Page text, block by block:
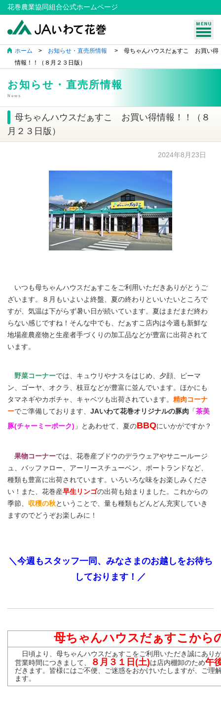
花巻農業協同組合公式ホームページ
ホーム > お知らせ・直売所情報
> 母ちゃんハウスだぁすこ お買い得
情報！！（８月２３日版）
お知らせ・直売所情報
News
母ちゃんハウスだぁすこ お買い得情報！！（８
月２３日版）
2024年8月23日
いつも母ちゃんハウスだぁすこをご利用いただきありがとうご
ざいます。８月もいよいよ終盤、夏の終わりといいたいところで
すが、気温は下がらず暑い日が続いています。夏はまだまだ終わ
らない感じですね！そんな中でも、だぁすこ店内は今週も新鮮な
地場産農産物と生産者手づくりの加工品などが豊富に出荷されて
います。
野菜コーナーでは、キュウリやナスをはじめ、夕顔、ピーマ
ン、ゴーヤ、オクラ、枝豆などが豊富に並んでいます。ほかにも
タマネギやカボチャ、キャベツも出荷されています。 精肉コーナ
ーでご準備しております、 JAいわて花巻オリジナルの豚肉 「 茶美
豚(チャーミーポーク) 」とあわせて、夏のBBQにいかがですか？
果物コーナーでは、花巻産ブドウのデラウェアやサニールージ
ュ、バッファロー、アーリースチューベン、ポートランドなど、
種類も豊富に出荷されています。いろいろな味をお楽しみくださ
い！また、花巻産早生リンゴの出荷も始まりました。これからの
季節、 収穫の秋ということで、量も種類もどんどん充実していき
ますのでどうぞお楽しみに！
＼今週もスタッフ一同、みなさまのお越しをお待ち
しております！／
母ちゃんハウスだぁすこから
日頃より、母ちゃんハウスだぁすこをご利用いただき誠にあり
営業時間につきまして、
８月３１日(土)は店内棚卸のため午
だきます。皆様にはご不便、ご迷惑をおかけいたしますが、ご理
ます。